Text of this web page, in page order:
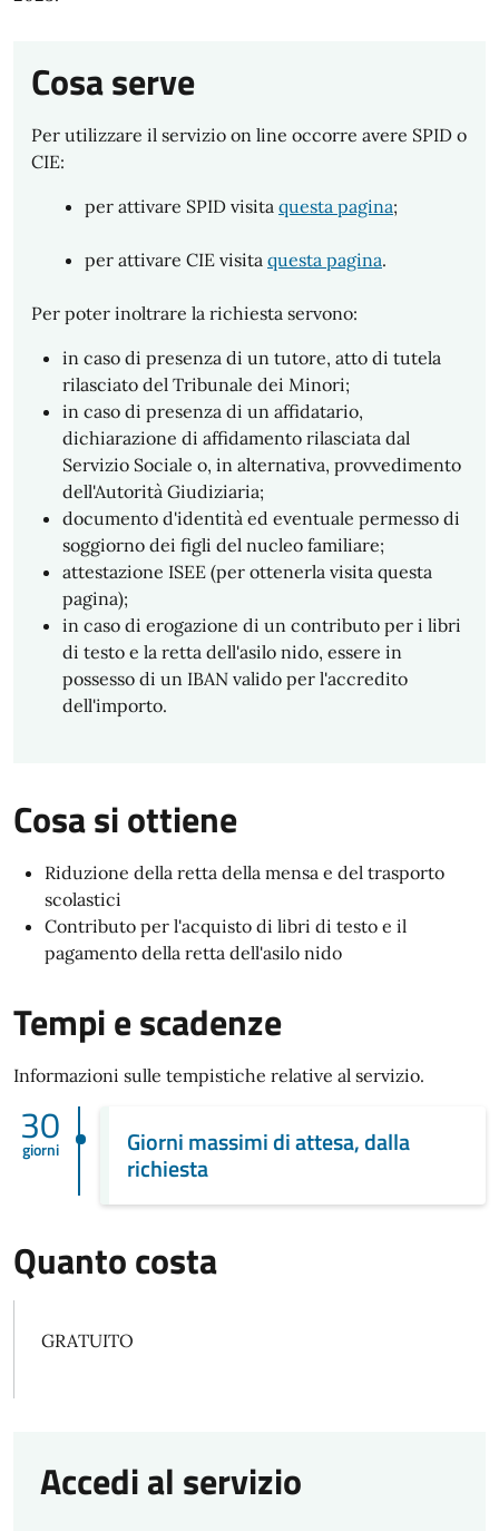
Cosa serve
Per utilizzare il servizio on line occorre avere SPID o
CIE:
per attivare SPID visita questa pagina;
per attivare CIE visita questa pagina.
Per poter inoltrare la richiesta servono:
in caso di presenza di un tutore, atto di tutela
rilasciato del Tribunale dei Minori;
in caso di presenza di un affidatario,
dichiarazione di affidamento rilasciata dal
Servizio Sociale o, in alternativa, provvedimento
dell'Autorità Giudiziaria;
documento d'identità ed eventuale permesso di
soggiorno dei figli del nucleo familiare;
attestazione ISEE (per ottenerla visita questa
pagina);
in caso di erogazione di un contributo per i libri
di testo e la retta dell'asilo nido, essere in
possesso di un IBAN valido per l'accredito
dell'importo.
Cosa si ottiene
Riduzione della retta della mensa e del trasporto
scolastici
Contributo per l'acquisto di libri di testo e il
pagamento della retta dell'asilo nido
Tempi e scadenze
Informazioni sulle tempistiche relative al servizio.
30
giorni Giorni massimi di attesa, dalla
richiesta
Quanto costa
GRATUITO
Accedi al servizio